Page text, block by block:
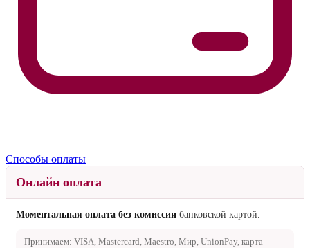
Способы оплаты
Онлайн оплата
Моментальная оплата без комиссии банковской картой.
Принимаем: VISA, Mastercard, Maestro, Мир, UnionPay, карта